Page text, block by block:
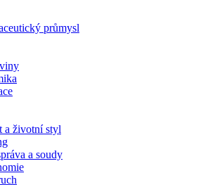
průmysl
a životní styl
a soudy